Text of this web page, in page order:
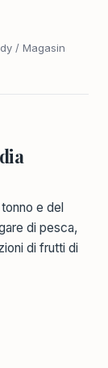
/ Magasin
e del
di pesca,
di frutti di